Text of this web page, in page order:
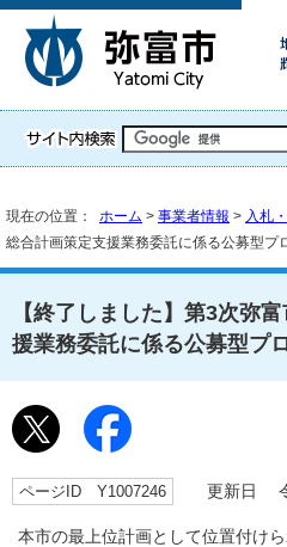
現在の位置： ホーム > 事業者情報 > 入札
総合計画策定支援業務委託に係る公募型プ
【終了しました】第3次弥
援業務委託に係る公募型プ
ページID Y1007246 更新日
本市の最上位計画として位置付け